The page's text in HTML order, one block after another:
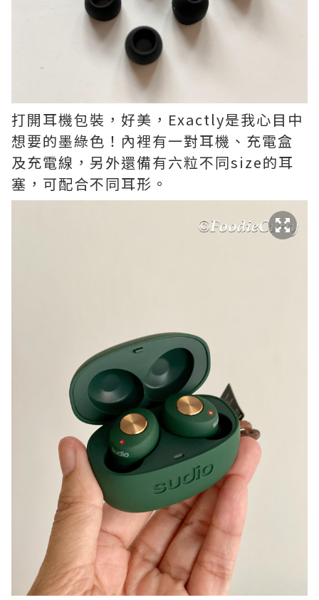
打開耳機包裝，好美，Exactly是我心目中
想要的墨綠色！內裡有一對耳機、充電盒
及充電線，另外還備有六粒不同size的耳
塞，可配合不同耳形。